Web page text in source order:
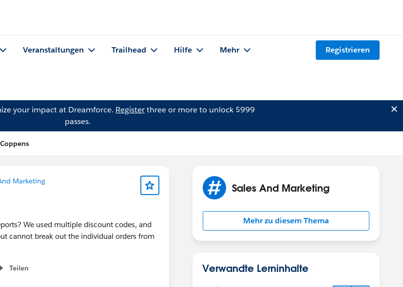
Veranstaltungen Trailhead Hilfe Mehr Registrieren
your impact at Dreamforce. Registerthree or more to unlock $999
passes.
Marketing
We used multiple discount codes, and
cannot break out the individual orders from
Teilen
menu
Sales And Marketing
Mehr zu diesem Thema
Verwandte Lerninhalte